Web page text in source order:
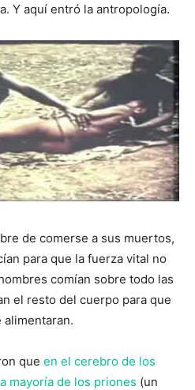
Y aquí entró la antropología.
de comerse a sus muertos,
para que la fuerza vital no
comían sobre todo las
el resto del cuerpo para que
alimentaran.
que en el cerebro de los
mayoría de los priones (un